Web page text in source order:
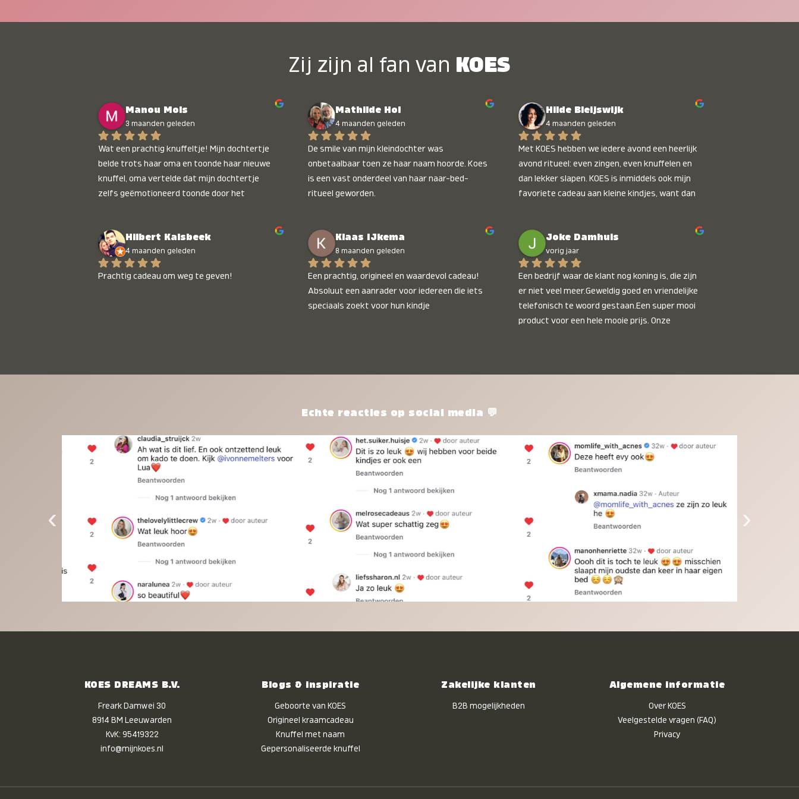
Zij zijn al fan van KOES
Manou Mols
3 maanden geleden
Wat een prachtig knuffeltje! Mijn dochtertje
belde trots haar oma en toonde haar nieuwe
knuffel, oma vertelde dat mijn dochtertje
zelfs geëmotioneerd toonde door het
Mathilde Hol
4 maanden geleden
De smile van mijn kleindochter was
onbetaalbaar toen ze haar naam hoorde. Koes
is een vast onderdeel van haar naar-bed-
ritueel geworden.
Hilde Bleijswijk
4 maanden geleden
Met KOES hebben we iedere avond een heerlijk
avond ritueel: even zingen, even knuffelen en
dan lekker slapen. KOES is inmiddels ook mijn
favoriete cadeau aan kleine kindjes, want dan
onbetaalbaar :)
Hilbert Kalsbeek
4 maanden geleden
Prachtig cadeau om weg te geven!
Klaas IJkema
8 maanden geleden
Een prachtig, origineel en waardevol cadeau!
Absoluut een aanrader voor iedereen die iets
speciaals zoekt voor hun kindje
Joke Damhuis
vorig jaar
Een bedrijf waar de klant nog koning is, die zijn
er niet veel meer.Geweldig goed en vriendelijke
telefonisch te woord gestaan.Een super mooi
product voor een hele mooie prijs. Onze
Echte reacties op social media 💬
‹ ›
KOES DREAMS B.V.
Freark Damwei 30
8914 BM Leeuwarden
KvK: 95419322
info@mijnkoes.nl
Blogs & inspiratie
Geboorte van KOES
Origineel kraamcadeau
Knuffel met naam
Gepersonaliseerde knuffel
Zakelijke klanten
B2B mogelijkheden
Algemene informatie
Over KOES
Veelgestelde vragen (FAQ)
Privacy